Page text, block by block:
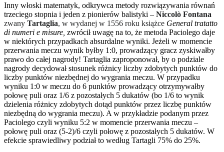
Inny włoski matematyk, odkrywca metody rozwiązywania równań
trzeciego stopnia i jeden z pionierów balistyki – Niccolò Fontana
zwany Tartaglia, w wydanej w 1556 roku książce General tratatto
di numeri e misure, zwrócił uwagę na to, że metoda Paciolego daje
w niektórych przypadkach absurdalne wyniki. Jeżeli w momencie
przerwania meczu wynik byłby 1:0, prowadzący gracz zyskiwałby
prawo do całej nagrody! Tartaglia zaproponował, by o podziale
nagrody decydował stosunek różnicy liczby zdobytych punktów do
liczby punktów niezbędnej do wygrania meczu. W przypadku
wyniku 1:0 w meczu do 6 punktów prowadzący otrzymywałby
połowę puli oraz 1/6 z pozostałych 5 dukatów (bo 1/6 to wynik
dzielenia różnicy zdobytych dotąd punktów przez liczbę punktów
niezbędną do wygrania meczu). A w przykładzie podanym przez
Paciolego czyli wyniku 5:2 w momencie przerwania meczu –
połowę puli oraz (5-2)/6 czyli połowę z pozostałych 5 dukatów. W
efekcie sprawiedliwy podział to według Tartagli 75% do 25%.